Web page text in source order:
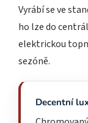
Vyrábí se ve
ho lze do
elektrickou
sezóně.
Decentní